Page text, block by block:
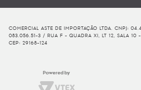
COMERCIAL ASTE DE IMPORTAÇÃO LTDA. CNPJ:
083.056.51-3 / RUA F - QUADRA XI, LT 12, SALA 10
CEP: 29168-124
Powered by